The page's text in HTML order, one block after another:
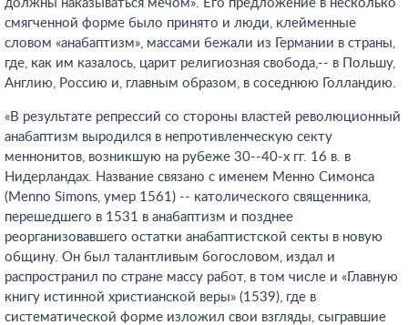
должны наказываться мечом». Его предложение в несколько
смягченной форме было принято и люди, клейменные
словом «анабаптизм», массами бежали из Германии в страны,
где, как им казалось, царит религиозная свобода,-- в Польшу,
Англию, Россию и, главным образом, в соседнюю Голландию.
«В результате репрессий со стороны властей революционный
анабаптизм выродился в непротивленческую секту
меннонитов, возникшую на рубеже 30--40-х гг. 16 в. в
Нидерландах. Название связано с именем Менно Симонса
(Menno Simons, умер 1561) -- католического священника,
перешедшего в 1531 в анабаптизм и позднее
реорганизовавшего остатки анабаптистской секты в новую
общину. Он был талантливым богословом, издал и
распространил по стране массу работ, в том числе и «Главную
книгу истинной христианской веры» (1539), где в
систематической форме изложил свои взгляды, сыгравшие